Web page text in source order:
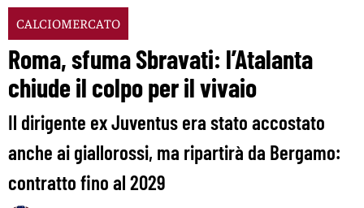
CALCIOMERCATO
Roma, sfuma Sbravati: l’Atalanta
chiude il colpo per il vivaio
Il dirigente ex Juventus era stato accostato
anche ai giallorossi, ma ripartirà da Bergamo:
contratto fino al 2029